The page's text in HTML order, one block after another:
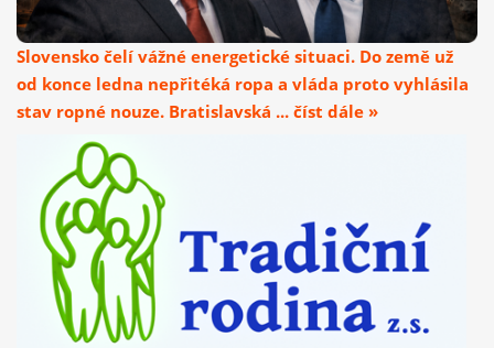
Slovensko čelí vážné energetické situaci. Do země už
od konce ledna nepřitéká ropa a vláda proto vyhlásila
stav ropné nouze. Bratislavská ... číst dále »